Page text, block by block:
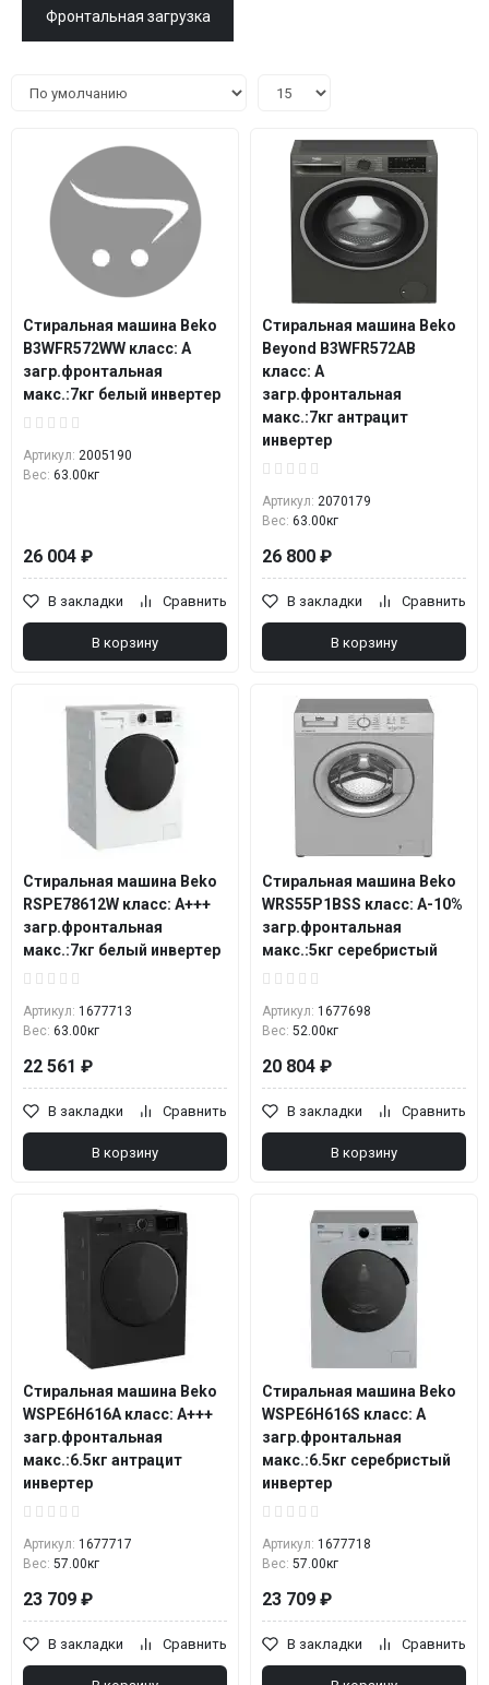
Фронтальная загрузка
Стиральная машина Beko
B3WFR572WW класс: A
загр.фронтальная
макс.:7кг белый инвертер
Артикул: 2005190
Вес: 63.00кг
26 004 ₽
В закладки Сравнить
В корзину
Стиральная машина Beko
Beyond B3WFR572AB
класс: A
загр.фронтальная
макс.:7кг антрацит
инвертер
Артикул: 2070179
Вес: 63.00кг
26 800 ₽
В закладки Сравнить
В корзину
Стиральная машина Beko
RSPE78612W класс: A+++
загр.фронтальная
макс.:7кг белый инвертер
Артикул: 1677713
Вес: 63.00кг
22 561 ₽
В закладки Сравнить
В корзину
Стиральная машина Beko
WRS55P1BSS класс: A-10%
загр.фронтальная
макс.:5кг серебристый
Артикул: 1677698
Вес: 52.00кг
20 804 ₽
В закладки Сравнить
В корзину
Стиральная машина Beko
WSPE6H616A класс: A+++
загр.фронтальная
макс.:6.5кг антрацит
инвертер
Артикул: 1677717
Вес: 57.00кг
23 709 ₽
В закладки Сравнить
Стиральная машина Beko
WSPE6H616S класс: A
загр.фронтальная
макс.:6.5кг серебристый
инвертер
Артикул: 1677718
Вес: 57.00кг
23 709 ₽
В закладки Сравнить